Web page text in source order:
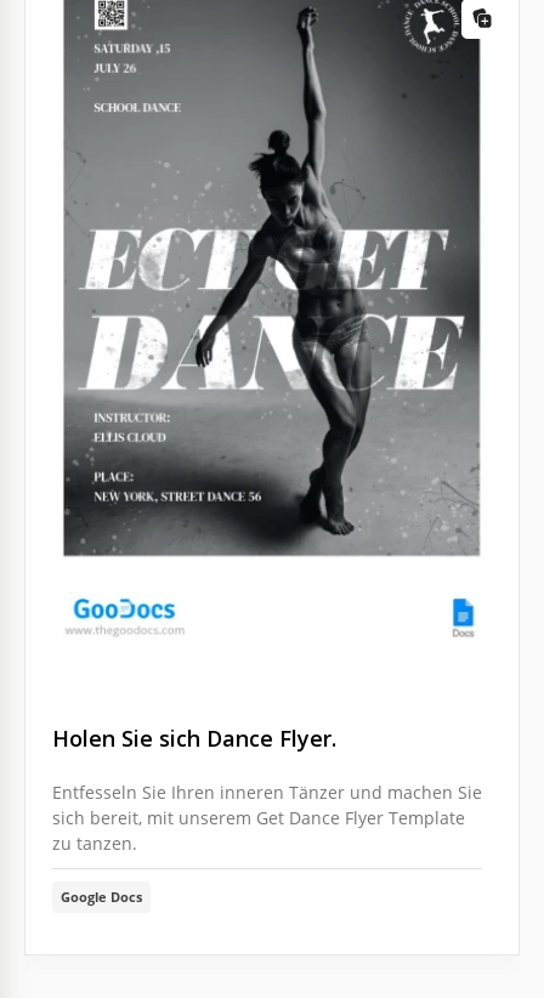
Holen Sie sich Dance Flyer.
Entfesseln Sie Ihren inneren Tänzer und machen Sie
sich bereit, mit unserem Get Dance Flyer Template
zu tanzen.
Google Docs